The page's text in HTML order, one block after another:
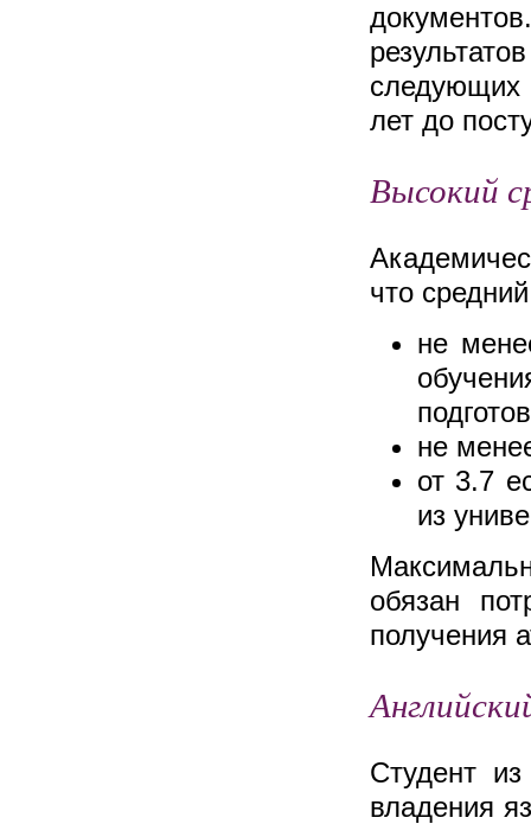
следующих
лет до
Высокий
что
не
не
от 3.7
из
обязан
получения
Студент
владения